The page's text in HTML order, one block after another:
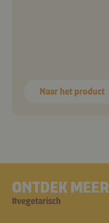
Naar het product
ONTDEK MEER
#vegetarisch